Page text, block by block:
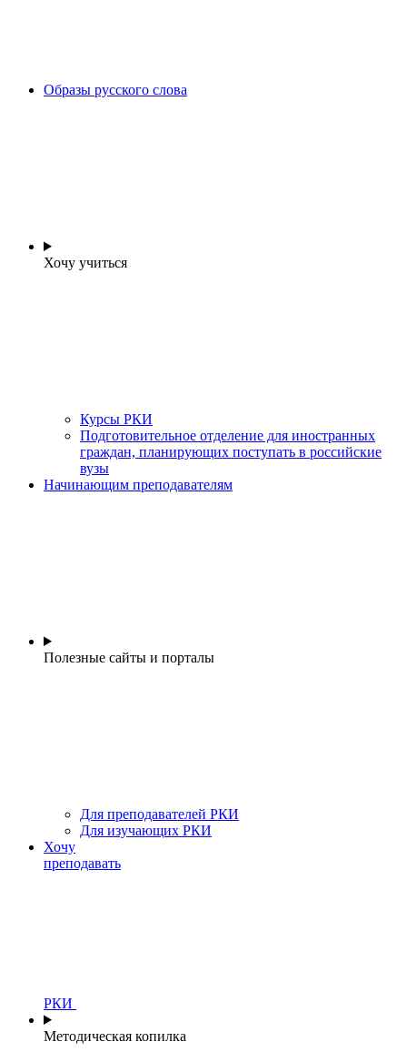
Образы русского слова
Хочу учиться
Курсы РКИ
Подготовительное отделение для иностранных
граждан, планирующих поступать в российские
вузы
Начинающим преподавателям
Полезные сайты и порталы
Для преподавателей РКИ
Для изучающих РКИ
Хочу
преподавать
РКИ
Методическая копилка